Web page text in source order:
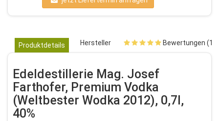
Produktdetails Hersteller Bewertungen (1)
Edeldestillerie Mag. Josef
Farthofer, Premium Vodka
(Weltbester Wodka 2012), 0,7l,
40%